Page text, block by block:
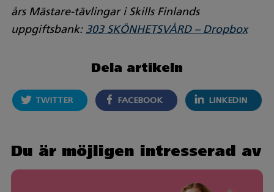
års Mästare-tävlingar i Skills Finlands
uppgiftsbank: 303 SKÖNHETSVÅRD – Dropbox
Dela artikeln
TWITTER FACEBOOK LINKEDIN
Du är möjligen intresserad av